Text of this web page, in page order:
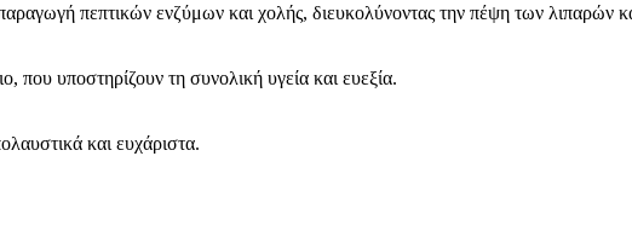
παραγωγή πεπτικών ενζύμων και χολής, διευκολύνοντας την πέψη των λιπαρών
που υποστηρίζουν τη συνολική υγεία και ευεξία.
και ευχάριστα.